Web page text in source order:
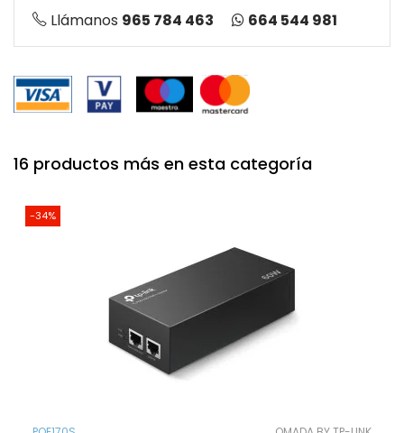
Llámanos 965 784 463 664 544 981
16 productos más en esta categoría
-34%